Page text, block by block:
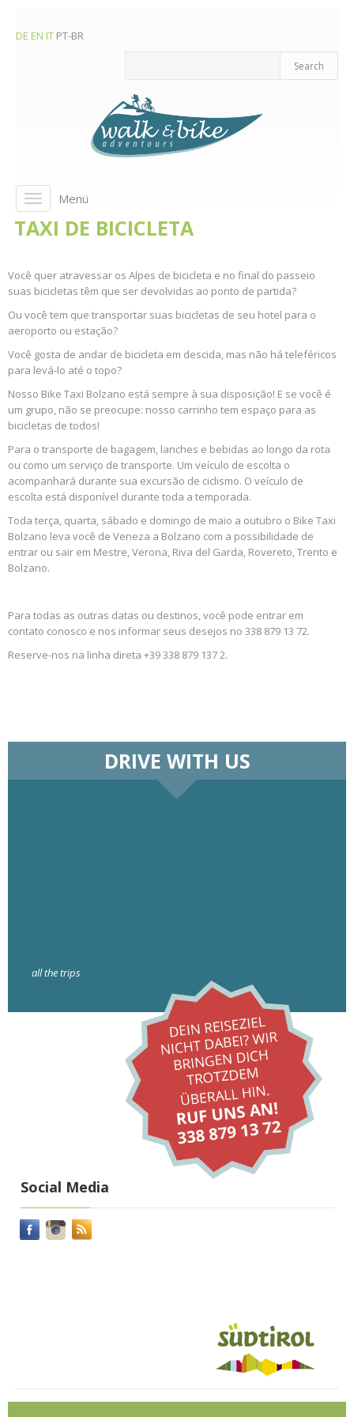
DE EN IT PT-BR
Toggle
navigation
Menü
TAXI DE BICICLETA
Você quer atravessar os Alpes de bicicleta e no final do passeio
suas bicicletas têm que ser devolvidas ao ponto de partida?
Ou você tem que transportar suas bicicletas de seu hotel para o
aeroporto ou estação?
Você gosta de andar de bicicleta em descida, mas não há teleféricos
para levá-lo até o topo?
Nosso Bike Taxi Bolzano está sempre à sua disposição! E se você é
um grupo, não se preocupe: nosso carrinho tem espaço para as
bicicletas de todos!
Para o transporte de bagagem, lanches e bebidas ao longo da rota
ou como um serviço de transporte. Um veículo de escolta o
acompanhará durante sua excursão de ciclismo. O veículo de
escolta está disponível durante toda a temporada.
Toda terça, quarta, sábado e domingo de maio a outubro o Bike Taxi
Bolzano leva você de Veneza a Bolzano com a possibilidade de
entrar ou sair em Mestre, Verona, Riva del Garda, Rovereto, Trento e
Bolzano.
Para todas as outras datas ou destinos, você pode entrar em
contato conosco e nos informar seus desejos no 338 879 13 72.
Reserve-nos na linha direta +39 338 879 137 2.
DRIVE WITH US
all the trips
Social Media